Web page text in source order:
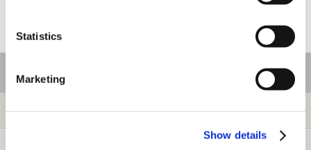
Statistics
Marketing
Show details
ご利用情報
初めての方へ